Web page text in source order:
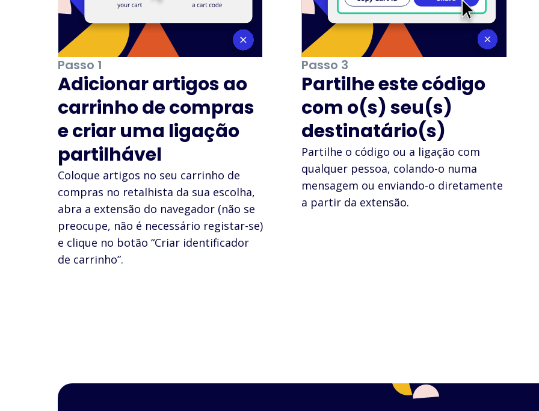
Passo 1
Adicionar artigos ao
carrinho de compras
e criar uma ligação
partilhável
Coloque artigos no seu carrinho de
compras no retalhista da sua escolha,
abra a extensão do navegador (não se
preocupe, não é necessário registar-se)
e clique no botão “Criar identificador
de carrinho”.
Passo 3
Partilhe este código
com o(s) seu(s)
destinatário(s)
Partilhe o código ou a ligação com
qualquer pessoa, colando-o numa
mensagem ou enviando-o diretamente
a partir da extensão.